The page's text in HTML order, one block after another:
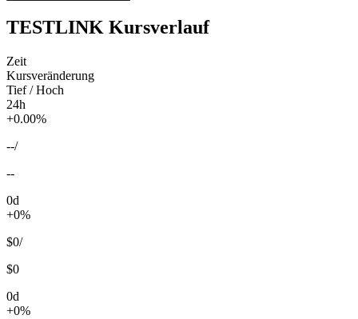
TESTLINK Kursverlauf
Zeit
Kursveränderung
Tief / Hoch
24h
+0.00%
--/
--
0d
+0%
$0/
$0
0d
+0%